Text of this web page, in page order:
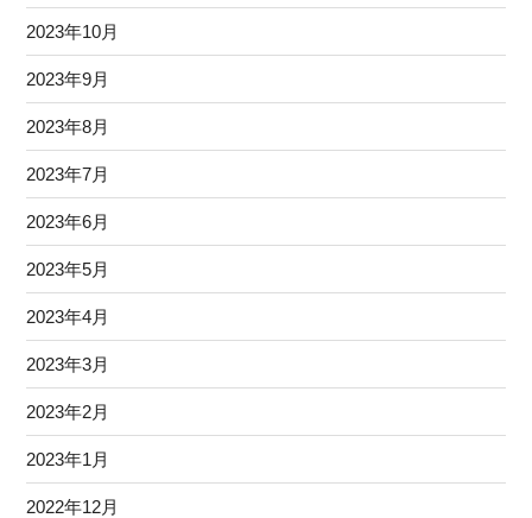
2023年10月
2023年9月
2023年8月
2023年7月
2023年6月
2023年5月
2023年4月
2023年3月
2023年2月
2023年1月
2022年12月